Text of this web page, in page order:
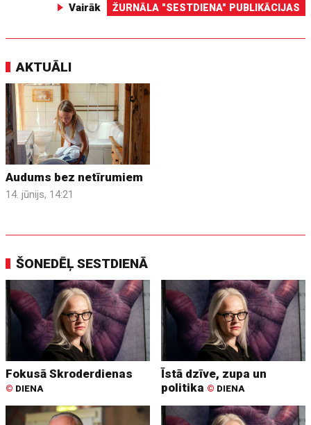
Vairāk ŽURNĀLA "SESTDIENA" PUBLIKĀCIJAS
AKTUĀLI
Audums bez netīrumiem
14. jūnijs, 14:21
ŠONEDĒĻ SESTDIENĀ
Fokusā Skroderdienas
© DIENA
Īstā dzīve, zupa un
politika © DIENA